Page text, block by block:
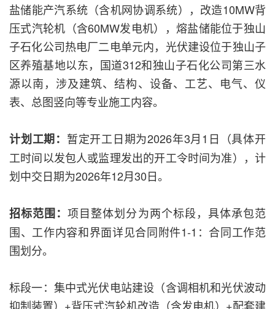
盐储能产汽系统（含机网协调系统），改造10MW背
压式汽轮机（含60MW发电机），熔盐储能位于独山
子石化公司热电厂二电单元内，光伏建设位于独山子
区养殖基地以东，国道312和独山子石化公司第三水
源以南，涉及建筑、结构、设备、工艺、电气、仪
表、总图竖向等专业施工内容。
计划工期： 暂定开工日期为2026年3月1日（具体开
工时间以发包人或监理发出的开工令时间为准），计
划中交日期为2026年12月30日。
招标范围：项目整体划分为两个标段，具体承包范
围、工作内容和界面详见合同附件1-1：合同工作范
围划分。
标段一：集中式光伏电站建设（含调相机和光伏波动
抑制装置）+背压式汽轮机改造（含发电机）+配套建